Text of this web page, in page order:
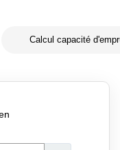
Calcul capacité